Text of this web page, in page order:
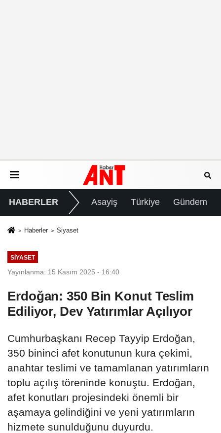
HABERLER Asayiş Türkiye Gündem
Haberler Siyaset
SIYASET
Yayınlanma: 15 Kasım 2025 - 16:40
Erdoğan: 350 Bin Konut Teslim
Ediliyor, Dev Yatırımlar Açılıyor
Cumhurbaşkanı Recep Tayyip Erdoğan,
350 bininci afet konutunun kura çekimi,
anahtar teslimi ve tamamlanan yatırımların
toplu açılış töreninde konuştu. Erdoğan,
afet konutları projesindeki önemli bir
aşamaya gelindiğini ve yeni yatırımların
hizmete sunulduğunu duyurdu.